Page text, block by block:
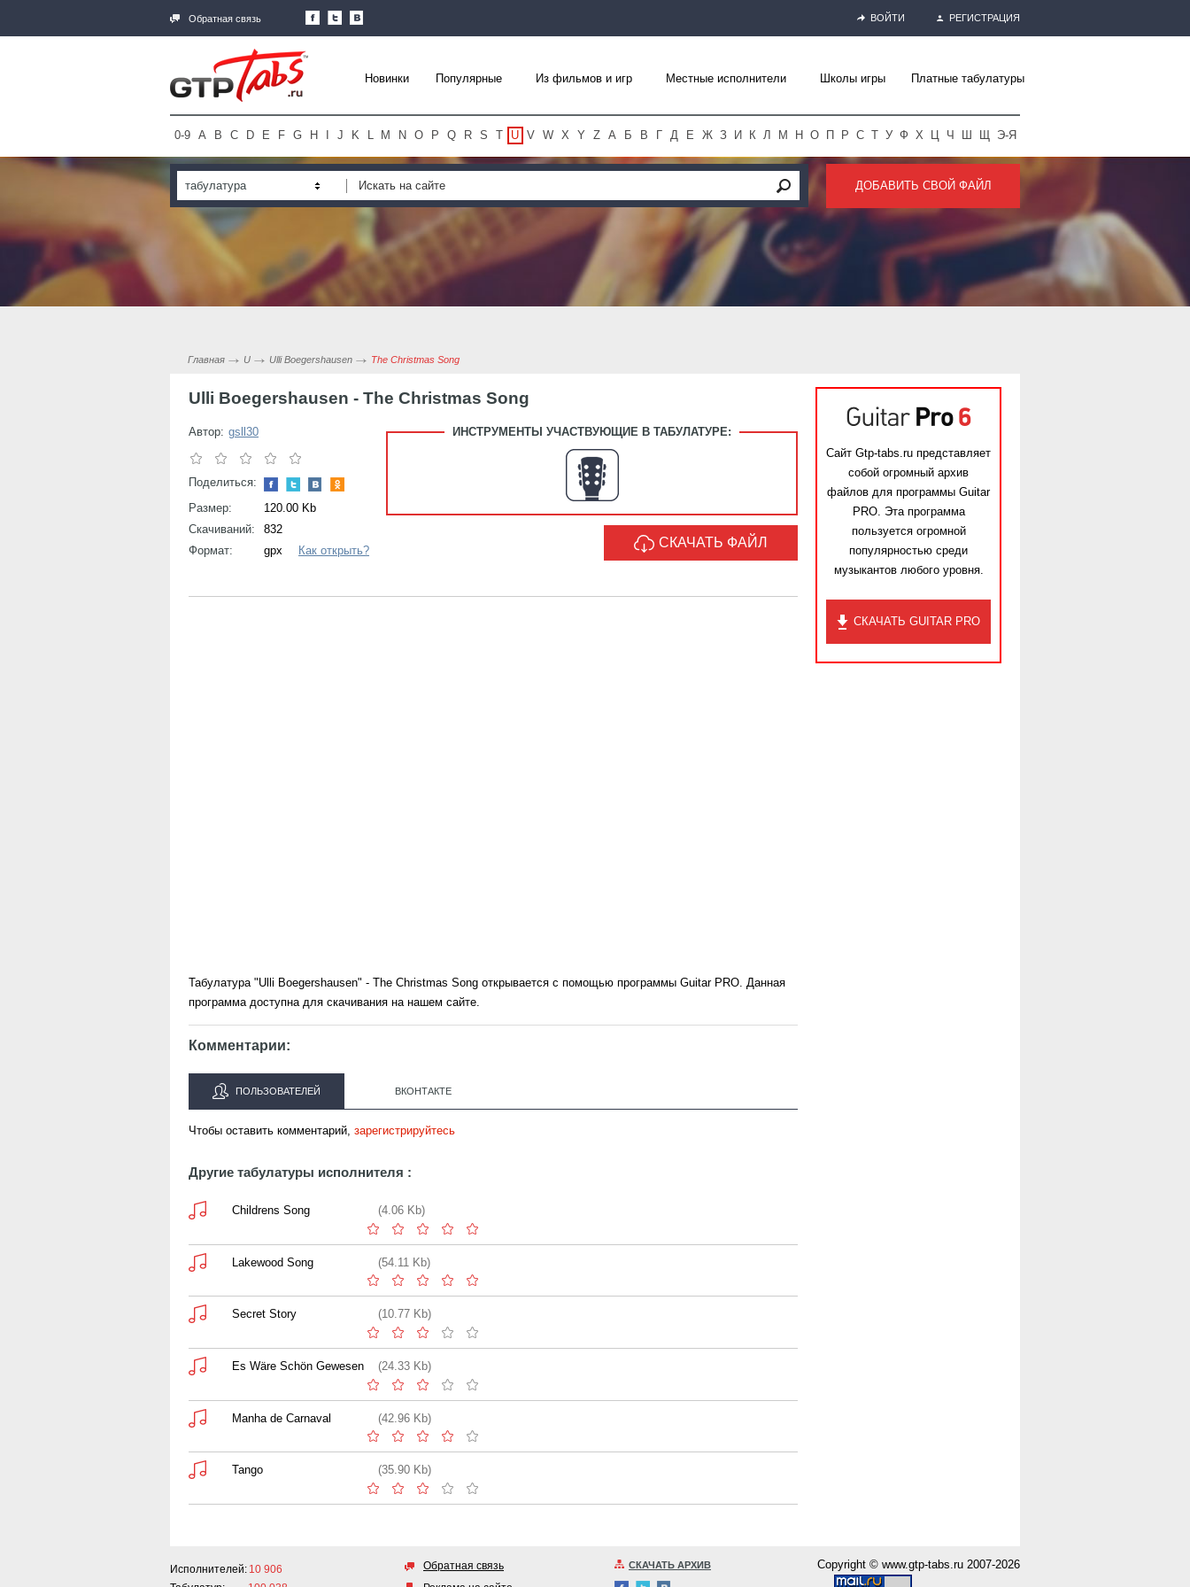
Обратная связь ВОЙТИ РЕГИСТРАЦИЯ
Новинки Популярные Из фильмов и игр Местные исполнители Школы игры Платные табулатуры
0-9 A B C D E F G H J K L M N O P Q R S T U V W X Y Z А Б В Г Д Е Ж З И К Л М Н О П Р С Т У Ф Х Ц Ч Ш Щ Э-Я
табулатура ДОБАВИТЬ СВОЙ ФАЙЛ
Главная U Ulli Boegershausen The Christmas Song
Ulli Boegershausen - The Christmas Song
Автор: gsll30
Поделиться:
Размер:
120.00 Kb
Скачиваний:
832
Формат:
gpx Как открыть?
ИНСТРУМЕНТЫ УЧАСТВУЮЩИЕ В ТАБУЛАТУРЕ:
СКАЧАТЬ ФАЙЛ
Табулатура "Ulli Boegershausen" - The Christmas Song открывается с помощью программы Guitar PRO. Данная
программа доступна для скачивания на нашем сайте.
Комментарии:
ПОЛЬЗОВАТЕЛЕЙ ВКОНТАКТЕ
Чтобы оставить комментарий, зарегистрируйтесь
Другие табулатуры исполнителя :
Childrens Song (4.06 Kb)
Lakewood Song (54.11 Kb)
Secret Story (10.77 Kb)
Es Wäre Schön Gewesen (24.33 Kb)
Manha de Carnaval (42.96 Kb)
Tango (35.90 Kb)
Сайт Gtp-tabs.ru представляет
собой огромный архив
файлов для программы Guitar
PRO. Эта программа
пользуется огромной
популярностью среди
музыкантов любого уровня.
СКАЧАТЬ GUITAR PRO
Исполнителей: 10 906
Обратная связь
СКАЧАТЬ АРХИВ Copyright © www.gtp-tabs.ru 2007-2026